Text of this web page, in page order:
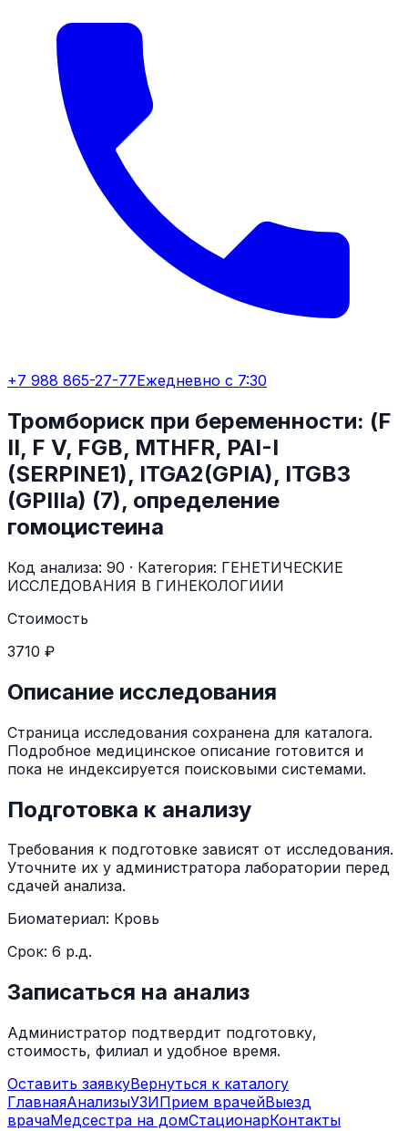
+7 988 865-27-77Ежедневно с 7:30
Тромбориск при беременности: (F
II, F V, FGB, MTHFR, PAI-I
(SERPINE1), ITGA2(GPIA), ITGB3
(GPIIIa) (7), определение
гомоцистеина
Код анализа: 90 · Категория: ГЕНЕТИЧЕСКИЕ
ИССЛЕДОВАНИЯ В ГИНЕКОЛОГИИИ
Стоимость
3710 ₽
Описание исследования
Страница исследования сохранена для каталога.
Подробное медицинское описание готовится и
пока не индексируется поисковыми системами.
Подготовка к анализу
Требования к подготовке зависят от исследования.
Уточните их у администратора лаборатории перед
сдачей анализа.
Биоматериал: Кровь
Срок: 6 р.д.
Записаться на анализ
Администратор подтвердит подготовку,
стоимость, филиал и удобное время.
Оставить заявкуВернуться к каталогу
ГлавнаяАнализыУЗИПрием врачейВыезд
врачаМедсестра на домСтационарКонтакты